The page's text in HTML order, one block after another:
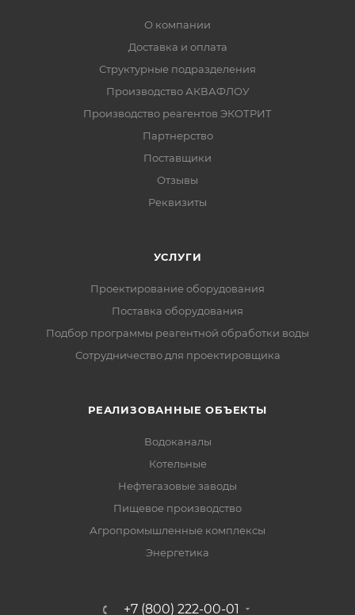
О компании
Доставка и оплата
Структурные подразделения
Производство АКВАФЛОУ
Производство реагентов ЭКОТРИТ
Партнерство
Поставщики
Отзывы
Реквизиты
УСЛУГИ
Проектирование оборудования
Поставка оборудования
Подбор программы реагентной обработки воды
Сотрудничество для проектировщика
РЕАЛИЗОВАННЫЕ ОБЪЕКТЫ
Водоканалы
Котельные
Нефтегазовые заводы
Пищевое производство
Агропромышленные комплексы
Энергетика
+7 (800) 222-00-01